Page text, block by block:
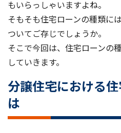
もいらっしゃいますよね。
そもそも住宅ローンの種類に
ついてご存じでしょうか。
そこで今回は、住宅ローンの
していきます。
分譲住宅における
は